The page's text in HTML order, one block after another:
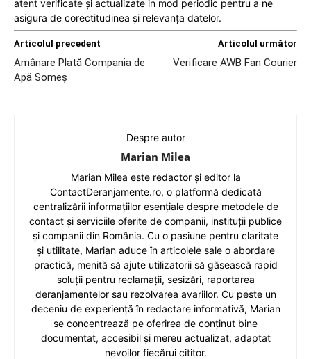
atent verificate și actualizate in mod periodic pentru a ne
asigura de corectitudinea și relevanța datelor.
Articolul precedent
Amânare Plată Compania de
Apă Someș
Articolul următor
Verificare AWB Fan Courier
Despre autor
Marian Milea
Marian Milea este redactor și editor la
ContactDeranjamente.ro, o platformă dedicată
centralizării informațiilor esențiale despre metodele de
contact și serviciile oferite de companii, instituții publice
și companii din România. Cu o pasiune pentru claritate
și utilitate, Marian aduce în articolele sale o abordare
practică, menită să ajute utilizatorii să găsească rapid
soluții pentru reclamații, sesizări, raportarea
deranjamentelor sau rezolvarea avariilor. Cu peste un
deceniu de experiență în redactare informativă, Marian
se concentrează pe oferirea de conținut bine
documentat, accesibil și mereu actualizat, adaptat
nevoilor fiecărui cititor.